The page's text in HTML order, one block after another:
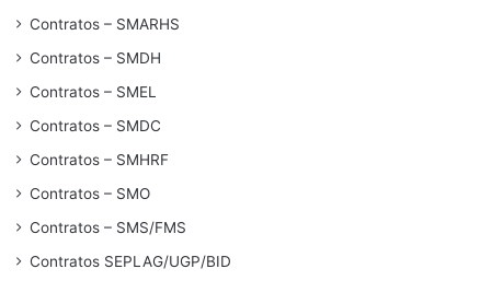
Contratos – SMARHS
Contratos – SMDH
Contratos – SMEL
Contratos – SMDC
Contratos – SMHRF
Contratos – SMO
Contratos – SMS/FMS
Contratos SEPLAG/UGP/BID